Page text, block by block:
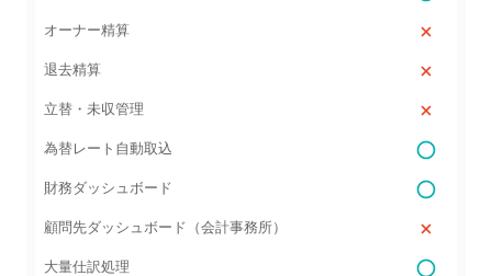
オーナー精算
退去精算
立替・未収管理
為替レート自動取込
財務ダッシュボード
顧問先ダッシュボード（会計事務所）
大量仕訳処理